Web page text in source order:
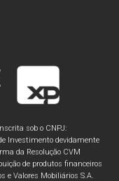
sob o CNPJ:
Investimento devidamente
da Resolução CVM
de produtos financeiros
e Valores Mobiliários S.A.